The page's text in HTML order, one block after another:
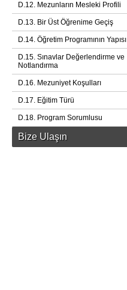
D.12. Mezunların Mesleki Profili
D.13. Bir Üst Öğrenime Geçiş
D.14. Öğretim Programının Yapısı
D.15. Sınavlar Değerlendirme ve
Notlandırma
D.16. Mezuniyet Koşulları
D.17. Eğitim Türü
D.18. Program Sorumlusu
Bize Ulaşın